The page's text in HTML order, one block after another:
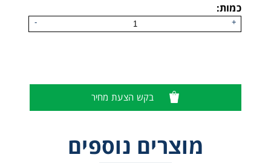
כמות:
+
-
בקש הצעת מחיר
מוצרים נוספים
משקפי מגן 549